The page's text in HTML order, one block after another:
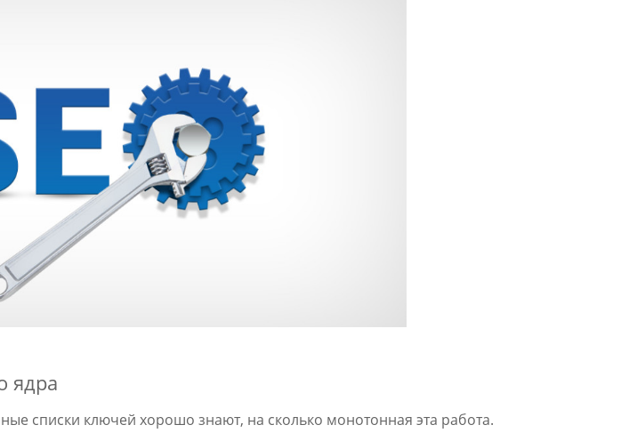
ядра
списки ключей хорошо знают, на сколько монотонная эта работа.